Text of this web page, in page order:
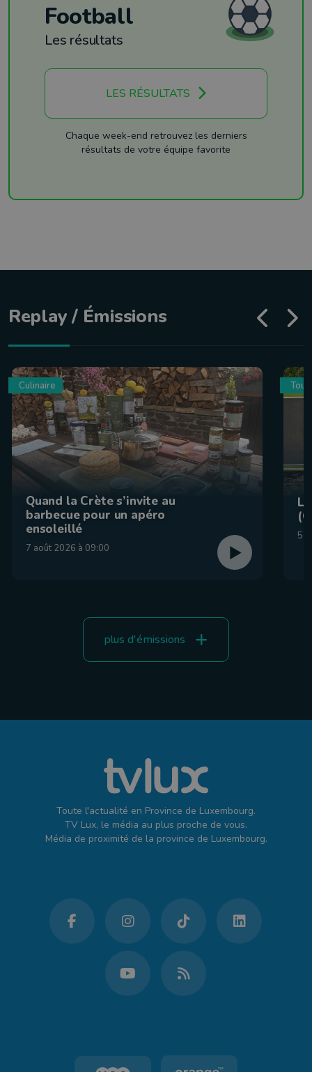
Football
Les résultats
LES RÉSULTATS
Chaque week-end retrouvez les derniers
résultats de votre équipe favorite
Replay / Émissions
Culinaire
Quand la Crète s’invite au
barbecue pour un apéro
ensoleillé
7 août 2026 à 09:00
5
plus d'émissions
Toute l'actualité en Province de Luxembourg.
TV Lux, le média au plus proche de vous.
Média de proximité de la province de Luxembourg.